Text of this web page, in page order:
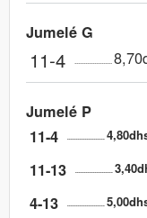
Jumelé G
11-4
Jumelé P
11-4
11-13
4-13